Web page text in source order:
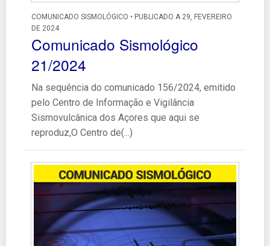
COMUNICADO SISMOLÓGICO • PUBLICADO A 29, FEVEREIRO
DE 2024
Comunicado Sismológico
21/2024
Na sequência do comunicado 156/2024, emitido
pelo Centro de Informação e Vigilância
Sismovulcânica dos Açores que aqui se
reproduz,O Centro de(...)